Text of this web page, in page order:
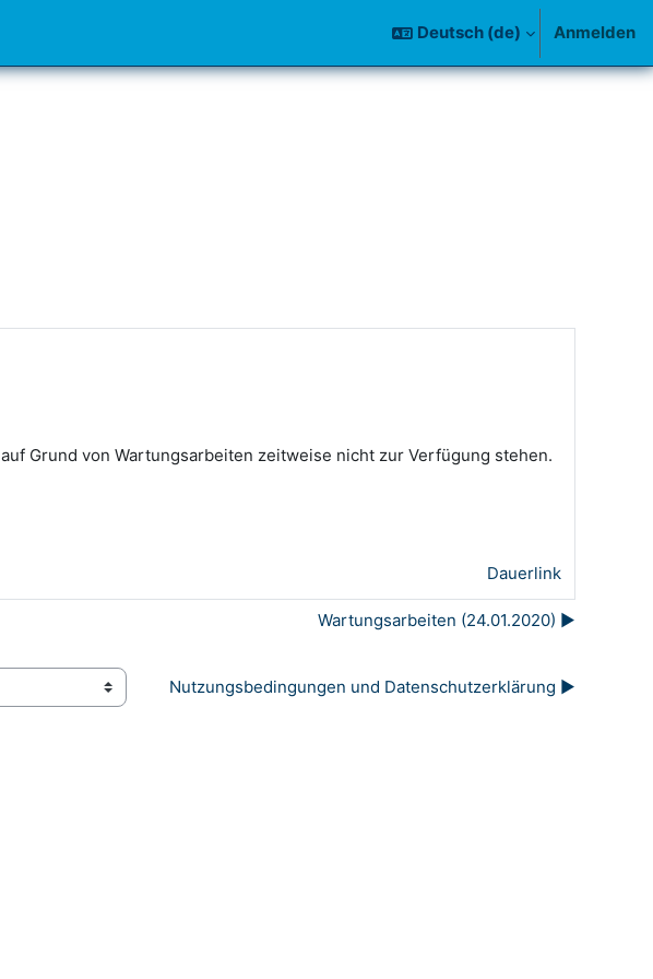
Deutsch ‎(de)‎ Anmelden
auf Grund von Wartungsarbeiten zeitweise nicht zur Verfügung stehen.
Dauerlink
Wartungsarbeiten (24.01.2020) ▶︎
Nutzungsbedingungen und Datenschutzerklärung ▶︎